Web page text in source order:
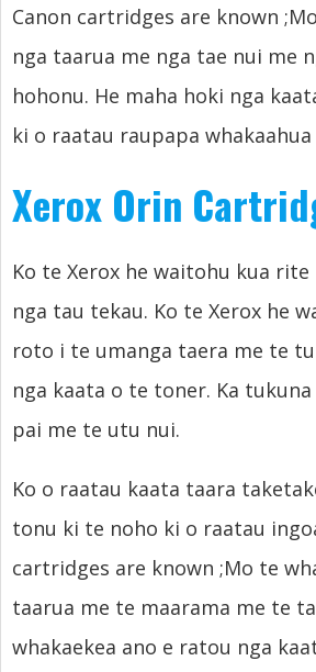
Canon cartridges are known
nga taarua me nga tae nui me
hohonu. He maha hoki nga
ki o raatau raupapa
Xerox Orin
Ko te Xerox he waitohu kua
nga tau tekau. Ko te Xerox he
roto i te umanga taera me te
nga kaata o te toner. Ka
pai me te utu nui.
Ko o raatau kaata taara
tonu ki te noho ki o raatau
cartridges are known ;Mo te
taarua me te maarama me te
whakaekea ano e ratou nga